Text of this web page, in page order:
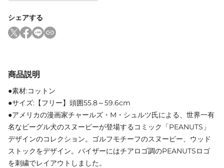
シェアする
商品説明
●素材:コットン
●サイズ:【フリー】頭囲55.8～59.6cm
●アメリカの漫画家チャールズ・M・シュルツ氏による、世界一有
名なビーグル犬のスヌーピーが登場するコミック「PEANUTS」
デザインのコレクション。ゴルフモチーフのスヌーピー、ウッド
ストックをデザイン。バイザーにはチアロゴ調のPEANUTSロゴ
を刺繍でレイアウトしました。